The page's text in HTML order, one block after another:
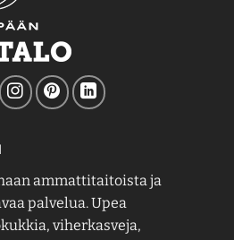
ammattitaitoista ja
palvelua. Upea
viherkasveja,